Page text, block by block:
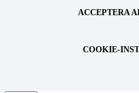
ACCEPTERA
COOKIE-